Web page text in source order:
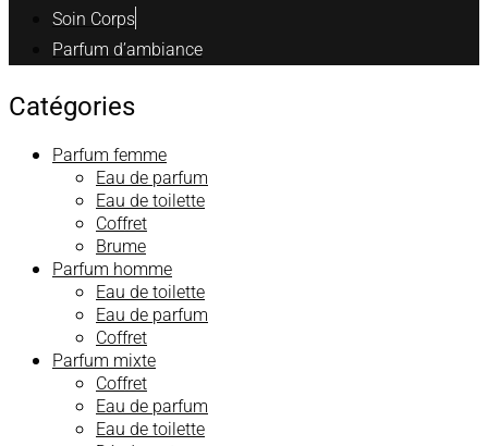
Soin Corps
Parfum d’ambiance
Catégories
Parfum femme
Eau de parfum
Eau de toilette
Coffret
Brume
Parfum homme
Eau de toilette
Eau de parfum
Coffret
Parfum mixte
Coffret
Eau de parfum
Eau de toilette